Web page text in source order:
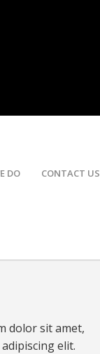
DO CONTACT US
dolor sit amet,
elit.